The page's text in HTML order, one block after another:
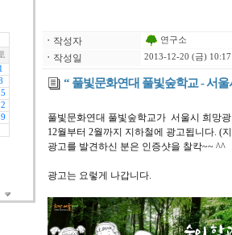
ㆍ 작성자 연구소
ㆍ 작성일 2013-12-20 (금) 10:17
“ 풀빛문화연대 풀빛숲학교 - 서
풀빛문화연대 풀빛숲학교가 서울시 희망
12월부터 2월까지 지하철에 광고됩니다. (
광고를 발견하신 분은 인증샷을 찰칵~~ ^^
광고는 요렇게 나갑니다.